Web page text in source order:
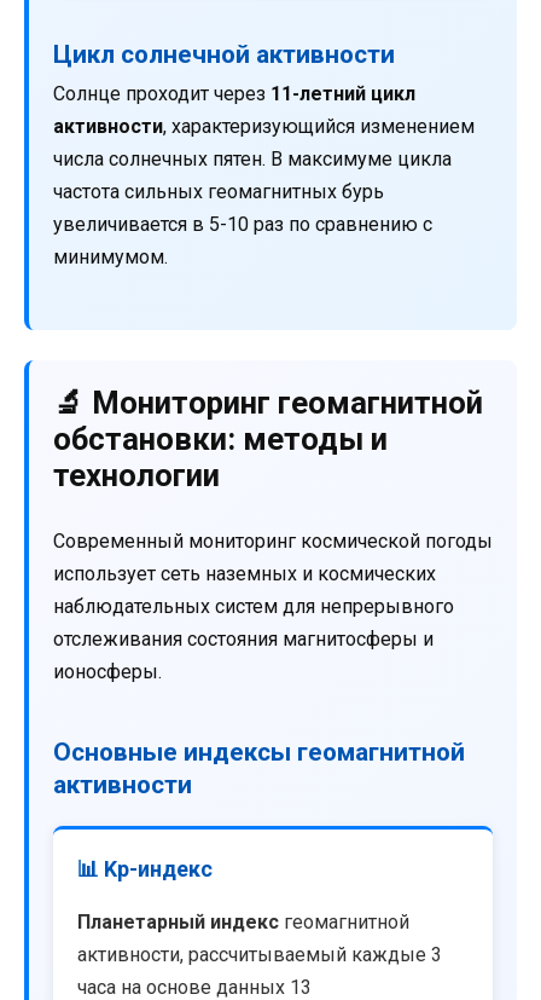
Цикл солнечной активности
Солнце проходит через 11-летний цикл
активности, характеризующийся изменением
числа солнечных пятен. В максимуме цикла
частота сильных геомагнитных бурь
увеличивается в 5-10 раз по сравнению с
минимумом.
🔬 Мониторинг геомагнитной
обстановки: методы и
технологии
Современный мониторинг космической погоды
использует сеть наземных и космических
наблюдательных систем для непрерывного
отслеживания состояния магнитосферы и
ионосферы.
Основные индексы геомагнитной
активности
📊 Kp-индекс
Планетарный индекс геомагнитной
активности, рассчитываемый каждые 3
часа на основе данных 13